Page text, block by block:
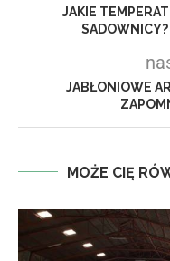
JAKIE
JABŁONIOWE
MOŻE CIĘ